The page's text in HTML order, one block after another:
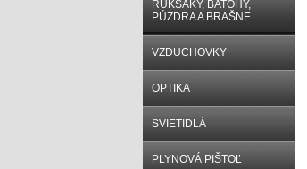
RUKSAKY, BATOHY,
PÚZDRA A BRAŠNE
VZDUCHOVKY
OPTIKA
SVIETIDLÁ
PLYNOVÁ PIŠTOĽ